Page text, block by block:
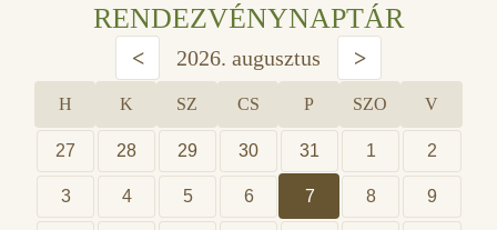
RENDEZVÉNYNAPTÁR
< 2026. augusztus >
H K SZ CS P SZO V
27 28 29 30 31 1 2
3 4 5 6 7 8 9